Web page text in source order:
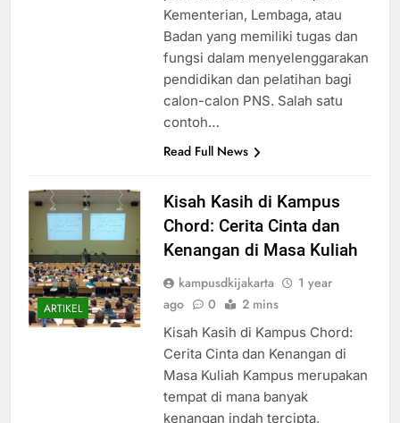
pemerintah tertentu, seperti
Kementerian, Lembaga, atau
Badan yang memiliki tugas dan
fungsi dalam menyelenggarakan
pendidikan dan pelatihan bagi
calon-calon PNS. Salah satu
ARTIKEL
Kisah Kasih di Kampus
Chord: Cerita Cinta dan
Kenangan di Masa Kuliah
kampusdkijakarta
Kisah Kasih di Kampus Chord:
Cerita Cinta dan Kenangan di
Masa Kuliah Kampus merupakan
tempat di mana banyak